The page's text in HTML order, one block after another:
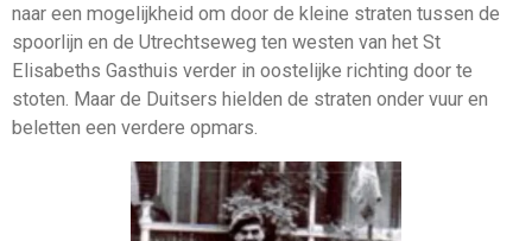
naar een mogelijkheid om door de kleine straten tussen de
spoorlijn en de Utrechtseweg ten westen van het St
Elisabeths Gasthuis verder in oostelijke richting door te
stoten. Maar de Duitsers hielden de straten onder vuur en
beletten een verdere opmars.